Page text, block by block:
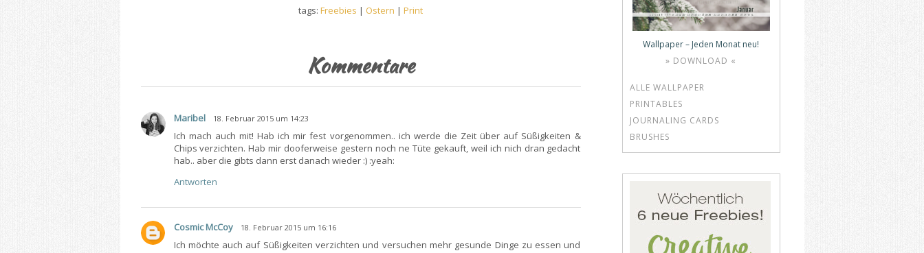
tags: Freebies | Ostern | Print
Kommentare
Maribel 18. Februar 2015 um 14:23
Ich mach auch mit! Hab ich mir fest vorgenommen.. ich werde die Zeit über auf Süßigkeiten &
Chips verzichten. Hab mir dooferweise gestern noch ne Tüte gekauft, weil ich nich dran gedacht
hab.. aber die gibts dann erst danach wieder :) :yeah:
Antworten
Cosmic McCoy 18. Februar 2015 um 16:16
Ich möchte auch auf Süßigkeiten verzichten und versuchen mehr gesunde Dinge zu essen und
Wallpaper – Jeden Monat neu!
» DOWNLOAD «
ALLE WALLPAPER
PRINTABLES
JOURNALING CARDS
BRUSHES